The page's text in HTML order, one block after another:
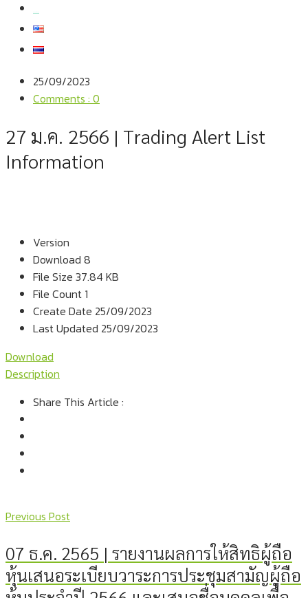
25/09/2023
Comments : 0
27 ม.ค. 2566 | Trading Alert List
Information
Version
Download 8
File Size 37.84 KB
File Count 1
Create Date 25/09/2023
Last Updated 25/09/2023
Download
Description
Share This Article :
Previous Post
07 ธ.ค. 2565 | รายงานผลการให้สิทธิผู้ถือ
หุ้นเสนอระเบียบวาระการประชุมสามัญผู้ถือ